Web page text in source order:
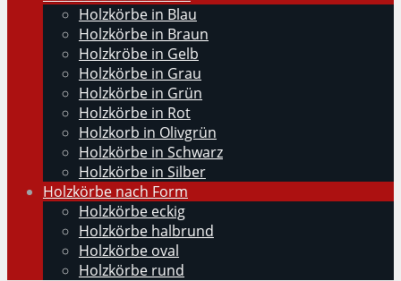
Holzkörbe in Blau
Holzkörbe in Braun
Holzkröbe in Gelb
Holzkörbe in Grau
Holzkörbe in Grün
Holzkörbe in Rot
Holzkorb in Olivgrün
Holzkörbe in Schwarz
Holzkörbe in Silber
Holzkörbe nach Form
Holzkörbe eckig
Holzkörbe halbrund
Holzkörbe oval
Holzkörbe rund